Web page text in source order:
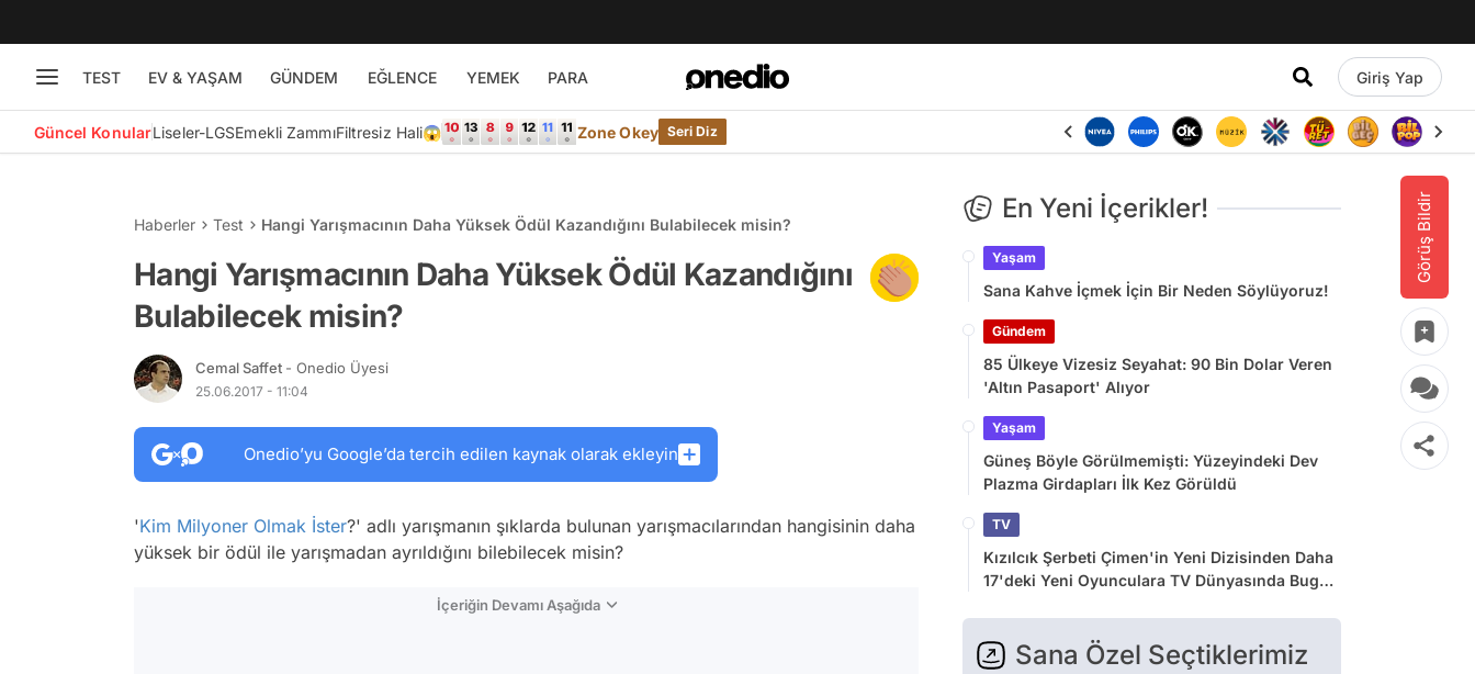
TEST EV & YAŞAM GÜNDEM EĞLENCE YEMEK PARA Giriş Yap
Güncel KonularLiseler-LGSEmekli ZammıFiltresiz Hali😱 Zone Okey Seri Diz
Görüş Bildir
Haberler Test Hangi Yarışmacının Daha Yüksek Ödül Kazandığını Bulabilecek misin?
Hangi Yarışmacının Daha Yüksek Ödül Kazandığını
Bulabilecek misin?
Cemal Saffet - Onedio Üyesi
25.06.2017 - 11:04
Onedio’yu Google’da tercih edilen kaynak olarak ekleyin
'Kim Milyoner Olmak İster?' adlı yarışmanın şıklarda bulunan yarışmacılarından hangisinin daha
yüksek bir ödül ile yarışmadan ayrıldığını bilebilecek misin?
İçeriğin Devamı Aşağıda
En Yeni İçerikler!
Yaşam
Sana Kahve İçmek İçin Bir Neden Söylüyoruz!
Gündem
85 Ülkeye Vizesiz Seyahat: 90 Bin Dolar Veren
'Altın Pasaport' Alıyor
Yaşam
Güneş Böyle Görülmemişti: Yüzeyindeki Dev
Plazma Girdapları İlk Kez Görüldü
TV
Kızılcık Şerbeti Çimen'in Yeni Dizisinden Daha
17'deki Yeni Oyunculara TV Dünyasında Bugün
Sana Özel Seçtiklerimiz